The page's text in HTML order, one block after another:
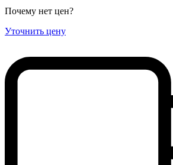
Почему нет цен?
Уточнить цену